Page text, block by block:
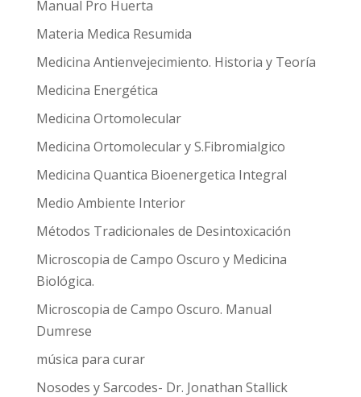
Manual Pro Huerta
Materia Medica Resumida
Medicina Antienvejecimiento. Historia y Teoría
Medicina Energética
Medicina Ortomolecular
Medicina Ortomolecular y S.Fibromialgico
Medicina Quantica Bioenergetica Integral
Medio Ambiente Interior
Métodos Tradicionales de Desintoxicación
Microscopia de Campo Oscuro y Medicina
Biológica.
Microscopia de Campo Oscuro. Manual
Dumrese
música para curar
Nosodes y Sarcodes- Dr. Jonathan Stallick